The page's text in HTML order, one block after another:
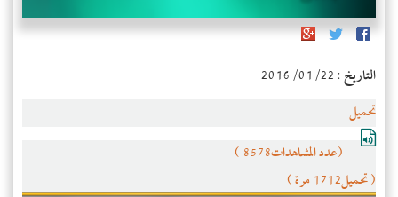
التاريخ : 2016/01/22
تحميل
(عدد المشاهدات8578 )
( تحميل1712 مرة )